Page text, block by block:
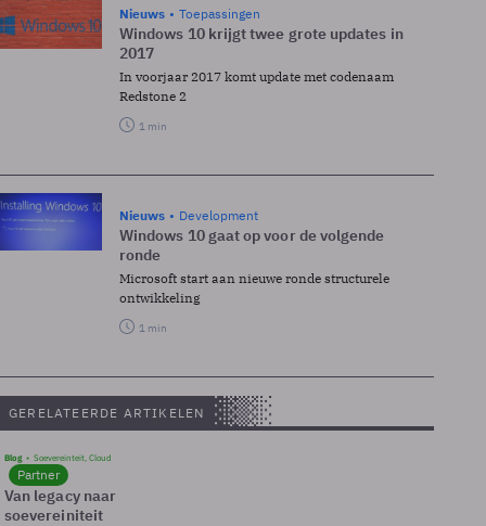
Nieuws Toepassingen
Windows 10 krijgt twee grote updates in
2017
In voorjaar 2017 komt update met codenaam
Redstone 2
1 min
Nieuws Development
Windows 10 gaat op voor de volgende
ronde
Microsoft start aan nieuwe ronde structurele
ontwikkeling
1 min
GERELATEERDE ARTIKELEN
Blog Soevereinteit, Cloud
Partner
Van legacy naar
soevereiniteit